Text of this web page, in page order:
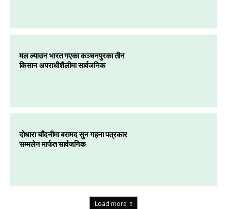
मल ल्याउन भारत गएका कञ्चनपुरका तीन
किसान अपराधीशैलीमा सार्वजनिक
दोधारा चाँदनीमा बरामद सुन गहना पत्रकार
सम्मलेन मार्फत सार्वजनिक
Load more